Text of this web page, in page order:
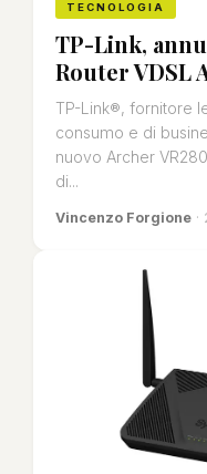
TECNOLOGIA
TP-Link,
Router VDSL
TP-Link®, fornitore
consumo e di
nuovo Archer
di...
Vincenzo Forgione